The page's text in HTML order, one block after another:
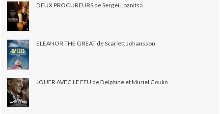
DEUX PROCUREURS de Sergei Loznitsa
ELEANOR THE GREAT de Scarlett Johansson
JOUER AVEC LE FEU de Delphine et Muriel Coulin